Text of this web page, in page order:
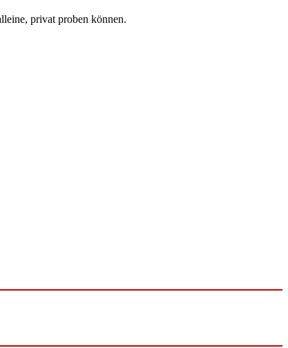
privat proben können.